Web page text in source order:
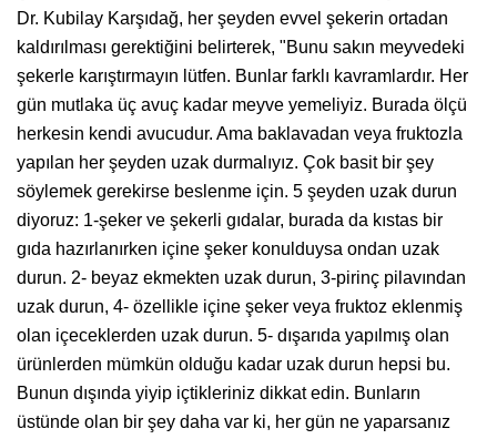
Dr. Kubilay Karşıdağ, her şeyden evvel şekerin ortadan
kaldırılması gerektiğini belirterek, "Bunu sakın meyvedeki
şekerle karıştırmayın lütfen. Bunlar farklı kavramlardır. Her
gün mutlaka üç avuç kadar meyve yemeliyiz. Burada ölçü
herkesin kendi avucudur. Ama baklavadan veya fruktozla
yapılan her şeyden uzak durmalıyız. Çok basit bir şey
söylemek gerekirse beslenme için. 5 şeyden uzak durun
diyoruz: 1-şeker ve şekerli gıdalar, burada da kıstas bir
gıda hazırlanırken içine şeker konulduysa ondan uzak
durun. 2- beyaz ekmekten uzak durun, 3-pirinç pilavından
uzak durun, 4- özellikle içine şeker veya fruktoz eklenmiş
olan içeceklerden uzak durun. 5- dışarıda yapılmış olan
ürünlerden mümkün olduğu kadar uzak durun hepsi bu.
Bunun dışında yiyip içtikleriniz dikkat edin. Bunların
üstünde olan bir şey daha var ki, her gün ne yaparsanız